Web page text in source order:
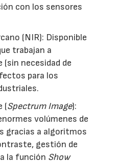
con los sensores
(NIR): Disponible
trabajan a
necesidad de
para los
(Spectrum Image):
volúmenes de
gracias a algoritmos
gestión de
la función Show